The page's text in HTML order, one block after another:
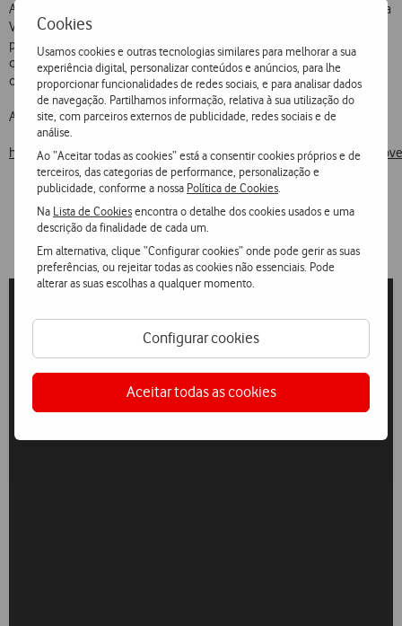
Cookies
Usamos cookies e outras tecnologias similares para melhorar a sua
experiência digital, personalizar conteúdos e anúncios, para lhe
proporcionar funcionalidades de redes sociais, e para analisar dados
de navegação. Partilhamos informação, relativa à sua utilização do
site, com parceiros externos de publicidade, redes sociais e de
análise.
Ao “Aceitar todas as cookies” está a consentir cookies próprios e de
terceiros, das categorias de performance, personalização e
publicidade, conforme a nossa Política de Cookies
Na Lista de Cookiesencontra o detalhe dos cookies usados e uma
descrição da finalidade de cada um.
Em alternativa, clique “Configurar cookies” onde pode gerir as suas
preferências, ou rejeitar todas as cookies não essenciais. Pode
alterar as suas escolhas a qualquer momento.
Configurar cookies
Aceitar todas as cookies
A etapa final desta competição decorre no dia 18 de Abril, na Sede da
Vodafone Portugal, no Parque das Nações em Lisboa, onde
participantes apresentarão os seus trabalhos a um júri composto por
quadros directivos da Vodafone. Aqueles que se destacarem terão a
oportunidade de ver os seus projectos implementados.
As candidaturas decorrem no site da Vodafone Portugal em:
http://www.vodafone.pt/main/A+Vodafone/PT/Recrutamento/